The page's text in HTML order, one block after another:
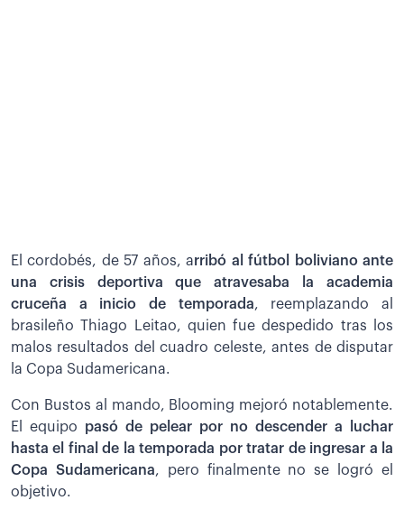
El cordobés, de 57 años, arribó al fútbol boliviano ante
una crisis deportiva que atravesaba la academia
cruceña a inicio de temporada, reemplazando al
brasileño Thiago Leitao, quien fue despedido tras los
malos resultados del cuadro celeste, antes de disputar
la Copa Sudamericana.
Con Bustos al mando, Blooming mejoró notablemente.
El equipo pasó de pelear por no descender a luchar
hasta el final de la temporada por tratar de ingresar a la
Copa Sudamericana, pero finalmente no se logró el
objetivo.